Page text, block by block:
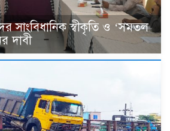
সাংবিধানিক স্বীকৃতি ও ‘সমতল
দাবী